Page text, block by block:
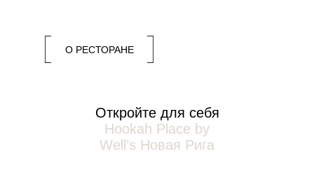
Откройте для себя
Hookah Place by
Well’s Новая Рига
О РЕСТОРАНЕ